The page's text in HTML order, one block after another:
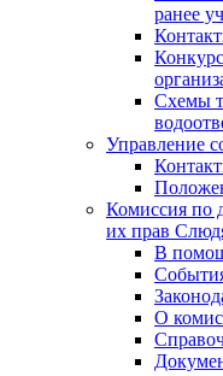
ранее
Схемы
Управление
Комиссия по
их прав
В
О